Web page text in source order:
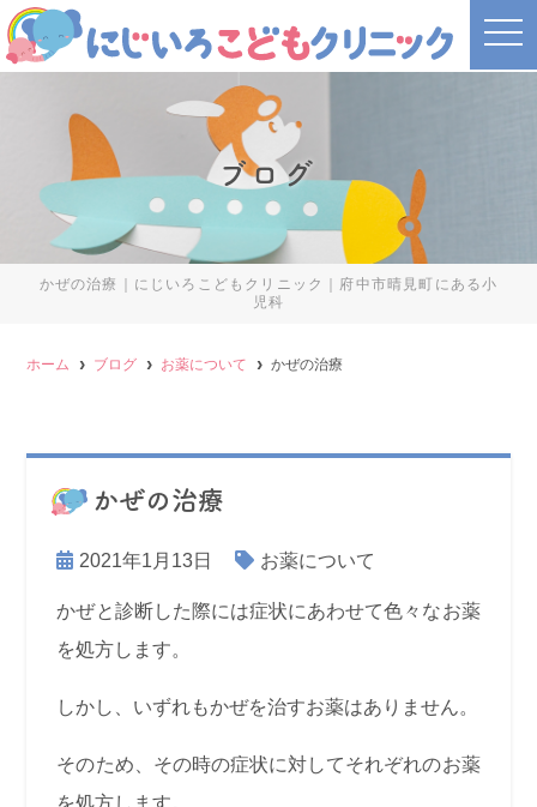
ブログ
かぜの治療｜にじいろこどもクリニック｜府中市晴見町にある小
児科
t
o
i
ホーム ブログ お薬について かぜの治療
かぜの治療
2021年1月13日 お薬について
かぜと診断した際には症状にあわせて色々なお薬
を処方します。
しかし、いずれもかぜを治すお薬はありません。
そのため、その時の症状に対してそれぞれのお薬
を処方します。